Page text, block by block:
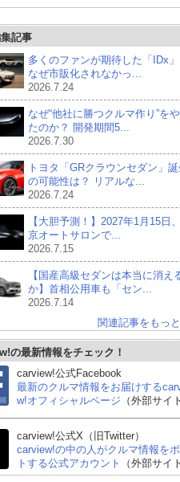
記事
多くのファンが期待した「IDx
なぜ市販化されなかっ...
2026.7.24
なぜ“他社に勝つクルマ作り”を
たのか？ 開発期間5...
2026.7.30
トヨタ「GRクラウンセダン」誕
の可能性は？ リアルな...
2026.7.24
【大胆予測！】2027年1月15日
京オートサロンで...
2026.7.15
【国産高級セダンは本当に消え
か】首相公用車も「セン...
2026.7.14
関連記事をもっ
の最新情報をチェック！
carview!公式Facebook
最新のクルマ情報をお届けする
w!オフィシャルページ （外部サイ
carview!公式X（旧Twitter）
carview!の中の人がクルマ情報を
トする公式アカウント
（外部サイ